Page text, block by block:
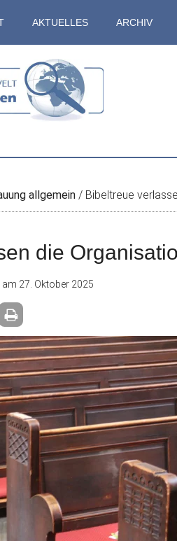
AKTUELLES ARCHIV
allgemein / Bibeltreue
die
am 27. Oktober 2025